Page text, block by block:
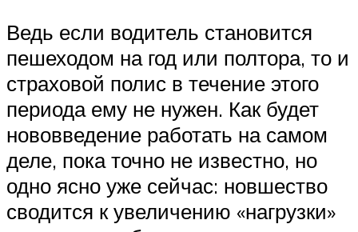
Ведь если водитель становится
пешеходом на год или полтора, то и
страховой полис в течение этого
периода ему не нужен. Как будет
нововведение работать на самом
деле, пока точно не известно, но
одно ясно уже сейчас: новшество
сводится к увеличению «нагрузки»